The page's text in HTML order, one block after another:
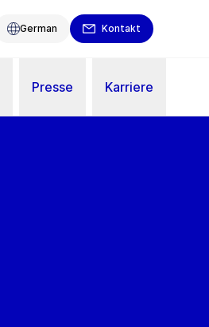
German Kontakt
Presse Karriere